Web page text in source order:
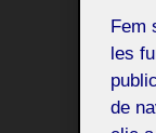
Fem
les
de